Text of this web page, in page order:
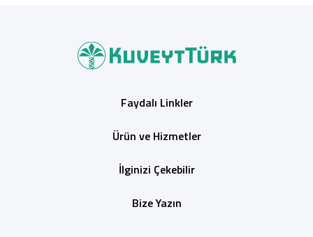
Faydalı Linkler
Ürün ve Hizmetler
İlginizi Çekebilir
Bize Yazın